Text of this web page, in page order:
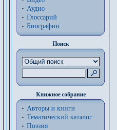
Аудио
Глоссарий
Биографии
Поиск
Книжное собрание
Авторы и книги
Тематический каталог
Поэзия